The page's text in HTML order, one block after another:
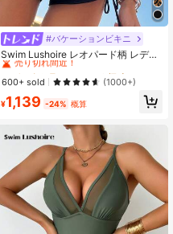
#バケーションビキニ
Swim Lushoire レオパード柄 レディ
ース ビキニセット、ファッショナブ
ル サマービーチスイムウェア
#1 ベストセラー
に ヒョウ柄 女性用ビーチウェア
売り切れ間近！
#1 ベストセラー
売り切れ間近！
#1 ベストセラー
売り切れ間近！
#1 ベストセラー
売り切れ間近！
600+ sold (1000+)
¥1,139 -24% 概算